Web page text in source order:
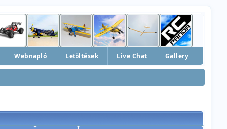
Webnapló Letöltések Live Chat Gallery